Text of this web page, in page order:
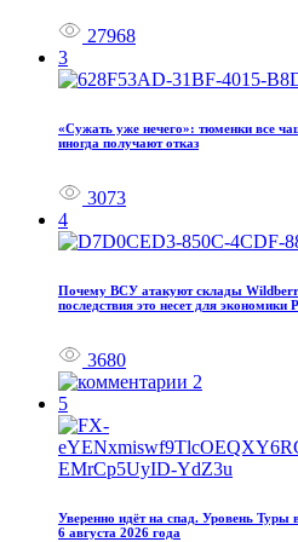
27968
3
«Сужать уже нечего»: тюменки все
иногда получают отказ
3073
4
Почему ВСУ атакуют склады
последствия это несет для экономики
3680
2
5
Уверенно идёт на спад. Уровень
6 августа 2026 года